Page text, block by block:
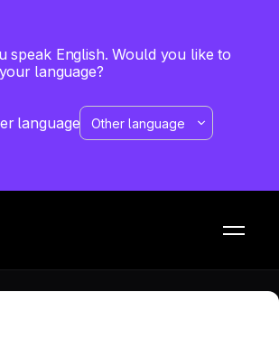
speak English. Would you like to
language?
language
détaillée des deux solutions.